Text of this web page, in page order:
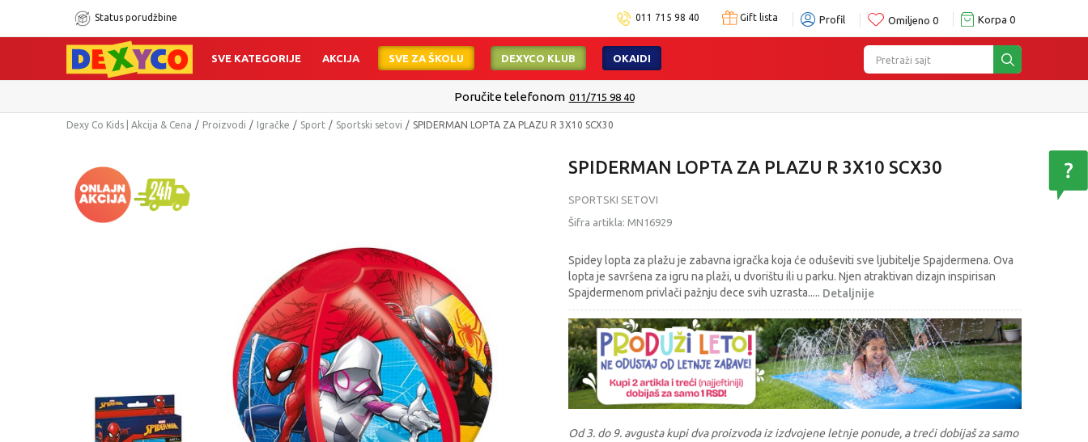
Status porudžbine 011 715 98 40 Gift lista Profil Omiljeno 0 Korpa 0
Pretraži sajt
SVE KATEGORIJE AKCIJA SVE ZA ŠKOLU DEXYCO KLUB OKAIDI
Poručite telefonom 011/715 98 40
Dexy Co Kids | Akcija & Cena Proizvodi Igračke Sport Sportski setovi SPIDERMAN LOPTA ZA PLAZU R 3X10 SCX30
SPIDERMAN LOPTA ZA PLAZU R 3X10 SCX30
SPORTSKI SETOVI
Šifra artikla: MN16929
Spidey lopta za plažu je zabavna igračka koja će oduševiti sve ljubitelje Spajdermena. Ova
lopta je savršena za igru na plaži, u dvorištu ili u parku. Njen atraktivan dizajn inspirisan
Spajdermenom privlači pažnju dece svih uzrasta..... Detaljnije
Od 3. do 9. avgusta kupi dva proizvoda iz izdvojene letnje ponude, a treći dobijaš za samo